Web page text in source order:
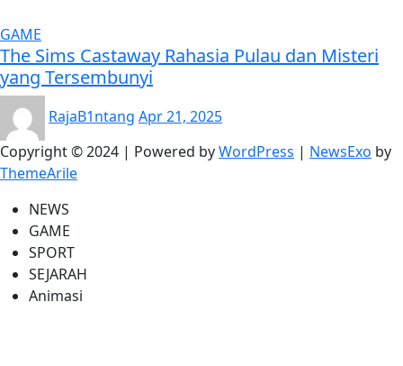
GAME
The Sims Castaway Rahasia Pulau dan Misteri
yang Tersembunyi
RajaB1ntang Apr 21, 2025
Copyright © 2024 | Powered byWordPress | NewsExo by
ThemeArile
NEWS
GAME
SPORT
SEJARAH
Animasi